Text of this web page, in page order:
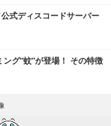
式ディスコードサーバー
ング“蚊”が登場！ その特徴